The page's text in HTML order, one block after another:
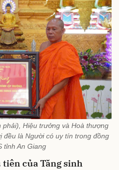
Hiệu trưởng và Hoà thượng
đều là Người có uy tín trong đồng
tỉnh An Giang
của Tăng sinh